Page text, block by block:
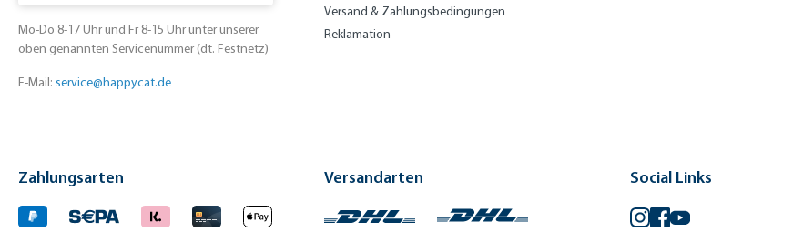
Mo-Do 8-17 Uhr und Fr 8-15 Uhr unter unserer
oben genannten Servicenummer (dt. Festnetz)
E-Mail: service@happycat.de
Versand & Zahlungsbedingungen
Reklamation
Zahlungsarten Versandarten Social Links
Instagram
Facebook
YouTube